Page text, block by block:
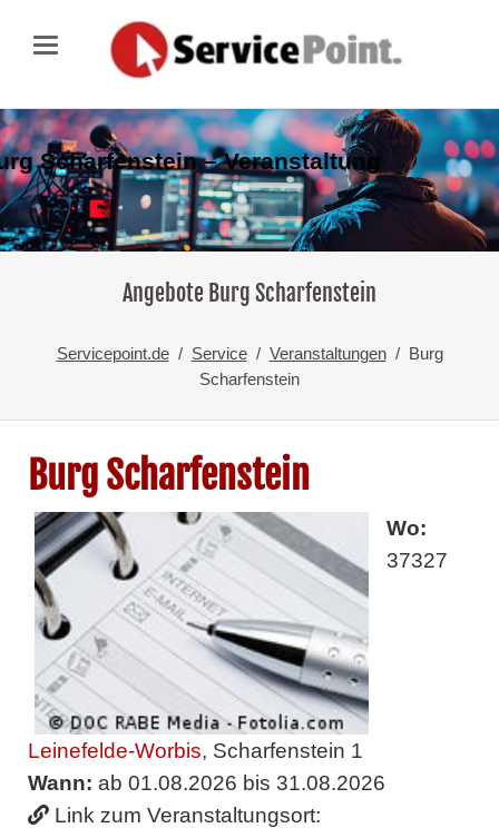
Scharfenstein – Veranstaltung
Angebote Burg Scharfenstein
Servicepoint.de Service Veranstaltungen
Burg
Scharfenstein
Burg Scharfenstein
Wo:
37327
Leinefelde-Worbis, Scharfenstein 1
Wann: ab 01.08.2026 bis 31.08.2026
Link zum Veranstaltungsort: